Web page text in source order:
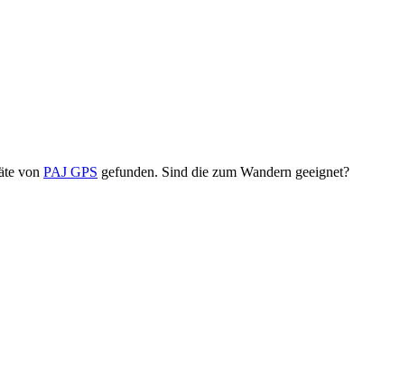
von PAJ GPS gefunden. Sind die zum Wandern geeignet?